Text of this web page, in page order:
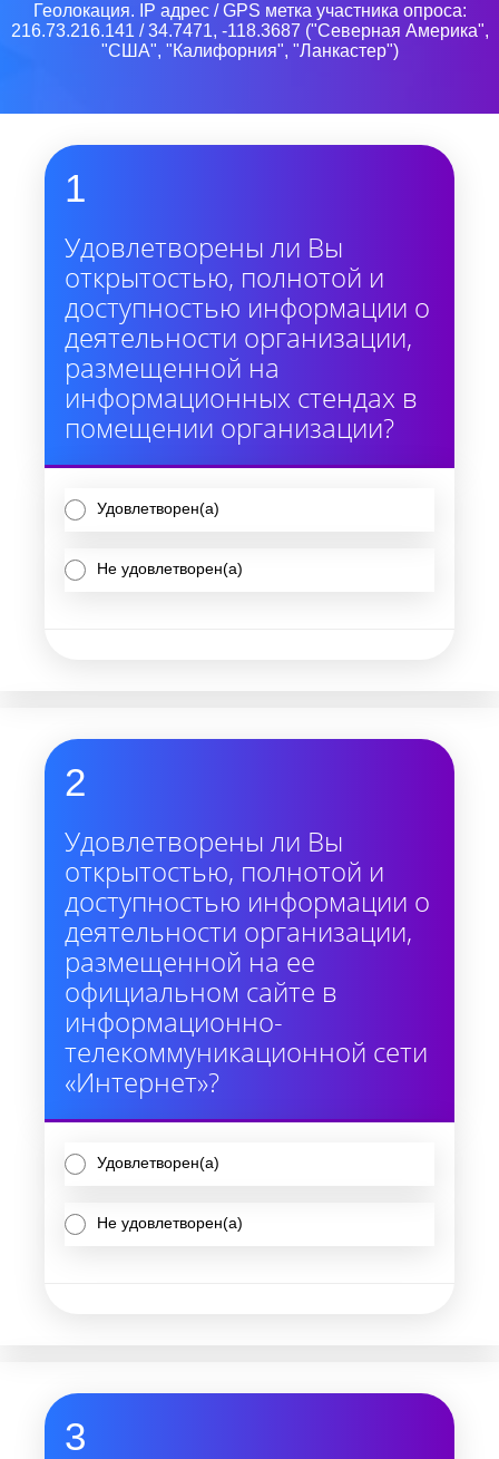
Геолокация. IP адрес / GPS метка участника опроса:
216.73.216.141 / 34.7471, -118.3687 ("Северная Америка",
"США", "Калифорния", "Ланкастер")
1
Удовлетворены ли Вы
открытостью, полнотой и
доступностью информации о
деятельности организации,
размещенной на
информационных стендах в
помещении организации?
Удовлетворен(а)
Не удовлетворен(а)
2
Удовлетворены ли Вы
открытостью, полнотой и
доступностью информации о
деятельности организации,
размещенной на ее
официальном сайте в
информационно-
телекоммуникационной сети
«Интернет»?
Удовлетворен(а)
Не удовлетворен(а)
3